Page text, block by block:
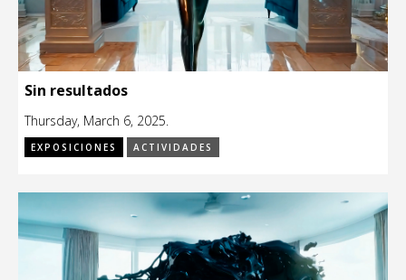
Sin resultados
Thursday, March 6, 2025.
EXPOSICIONES ACTIVIDADES